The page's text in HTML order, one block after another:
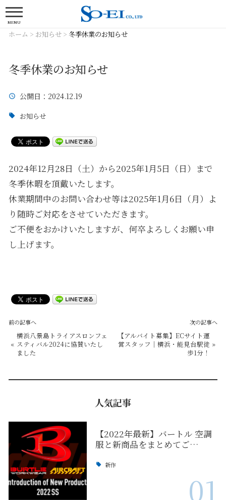
MENU
ホーム > お知らせ> 冬季休業のお知らせ
冬季休業のお知らせ
公開日 ：2024.12.19
お知らせ
2024年12月28日（土）から2025年1月5日（日）まで
冬季休暇を頂戴いたします。
休業期間中のお問い合わせ等は2025年1月6日（月）よ
り随時ご対応をさせていただきます。
ご不便をおかけいたしますが、何卒よろしくお願い申
し上げます。
前の記事へ
«
横浜八景島トライアスロンフェ
スティバル2024に協賛いたし
ました
次の記事へ
【アルバイト募集】ECサイト運
営スタッフ｜横浜・能見台駅徒
歩1分！
»
人気記事
【2022年最新】バートル 空調
服と新商品をまとめてご…
新作
01